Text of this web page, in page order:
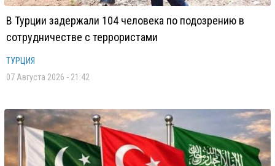
В Турции задержали 104 человека по подозрению в
сотрудничестве с террористами
ТУРЦИЯ
07 Августа 2026 - 21:42